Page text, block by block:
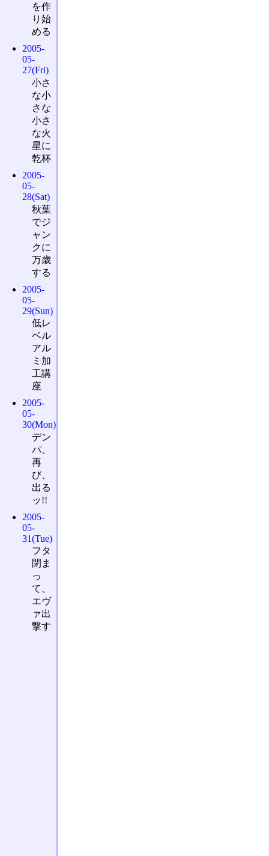
を作
り始
める
2005-
05-
27(Fri)
小さ
な小
さな
小さ
な火
星に
乾杯
2005-
05-
28(Sat)
秋葉
でジ
ャン
クに
万歳
する
2005-
05-
29(Sun)
低レ
ベル
アル
ミ加
工講
座
2005-
05-
30(Mon)
デン
パ、
再
び、
出る
ッ!!
2005-
05-
31(Tue)
フタ
閉ま
っ
て、
エヴ
ァ出
撃す